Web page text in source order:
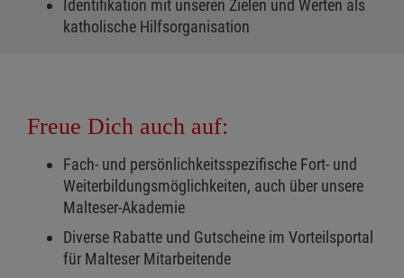
Identifikation mit unseren Zielen und Werten als
katholische Hilfsorganisation
Freue Dich auch auf:
Fach- und persönlichkeitsspezifische Fort- und
Weiterbildungsmöglichkeiten, auch über unsere
Malteser-Akademie
Diverse Rabatte und Gutscheine im Vorteilsportal
für Malteser Mitarbeitende